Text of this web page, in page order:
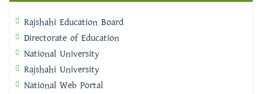
Rajshahi Education Board
Directorate of Education
National University
Rajshahi University
National Web Portal